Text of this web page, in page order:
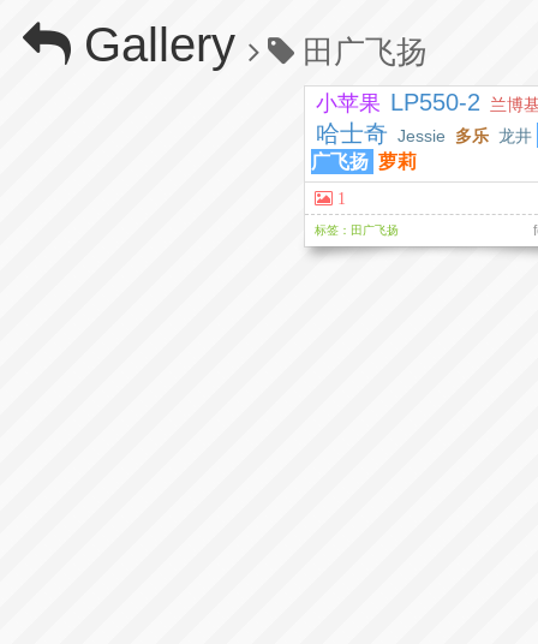
Gallery 田广飞扬
小苹果 LP550-2 兰博
哈士奇 Jessie 多乐 龙井
广飞扬 萝莉
1
标签：田广飞扬